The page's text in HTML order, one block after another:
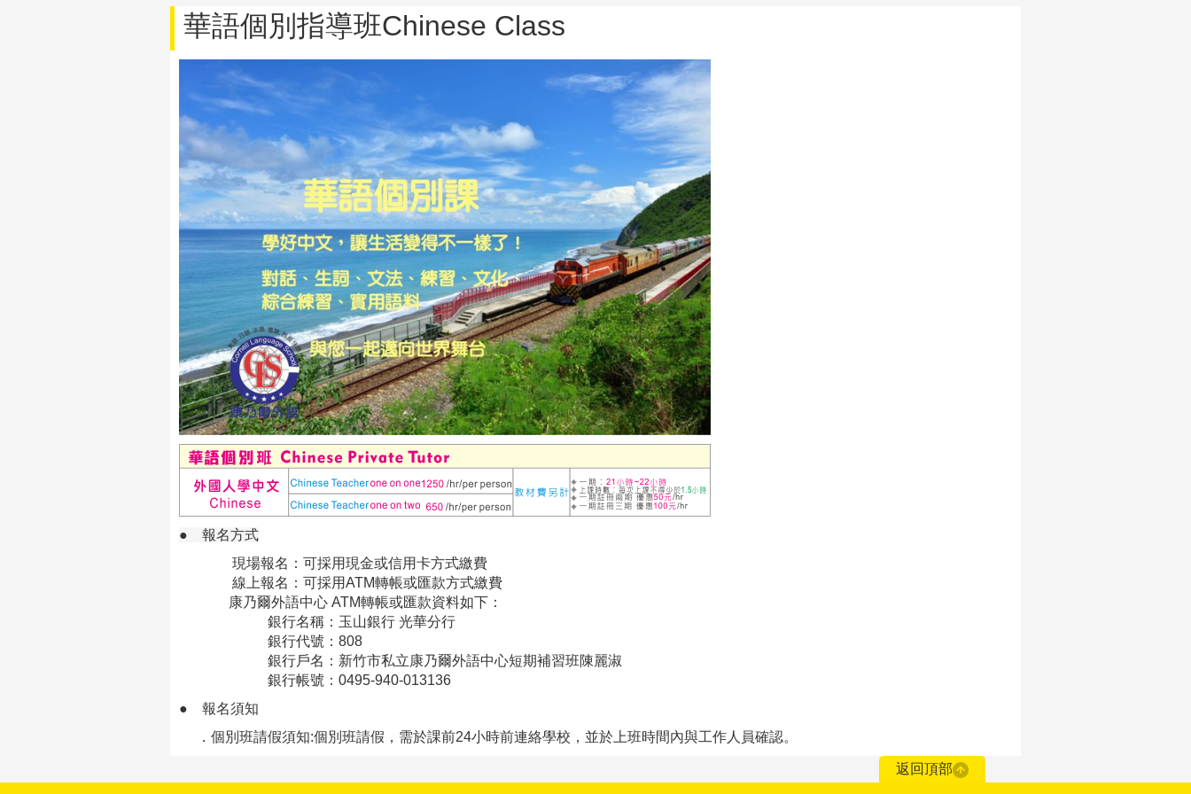
華語個別指導班Chinese Class
● 報名方式
現場報名：可採用現金或信用卡方式繳費
線上報名：可採用ATM轉帳或匯款方式繳費
康乃爾外語中心 ATM轉帳或匯款資料如下：
銀行名稱：玉山銀行 光華分行
銀行代號：808
銀行戶名：新竹市私立康乃爾外語中心短期補習班陳麗淑
銀行帳號：0495-940-013136
●
報名須知
．個別班請假須知:個別班請假，需於課前24小時前連絡學校，並於上班時間內與工作人員確認。
返回頂部